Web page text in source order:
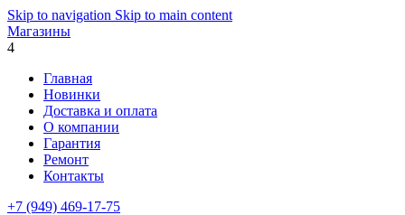
Skip to navigation Skip to main content
Магазины
4
Главная
Новинки
Доставка и оплата
О компании
Гарантия
Ремонт
Контакты
+7 (949) 469-17-75